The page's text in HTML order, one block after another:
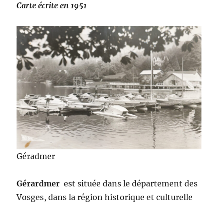
Carte écrite en 1951
Géradmer
Gérardmer est située dans le département des
Vosges, dans la région historique et culturelle